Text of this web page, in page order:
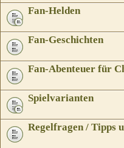
Fan-Helden
Fan-Geschichten
Fan-Abenteuer für
Spielvarianten
Regelfragen / Tipps